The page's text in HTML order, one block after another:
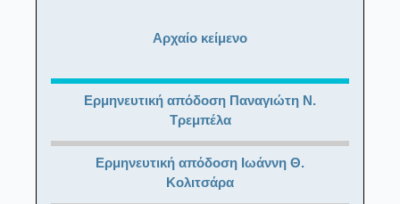
Αρχαίο κείμενο
Ερμηνευτική απόδοση Παναγιώτη Ν.
Τρεμπέλα
Ερμηνευτική απόδοση Ιωάννη Θ.
Κολιτσάρα